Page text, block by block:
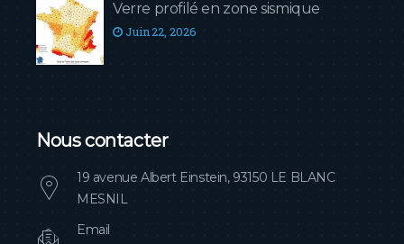
Verre profilé en zone sismique
Juin 22, 2026
Nous contacter
19 avenue Albert Einstein, 93150 LE BLANC
MESNIL
Email